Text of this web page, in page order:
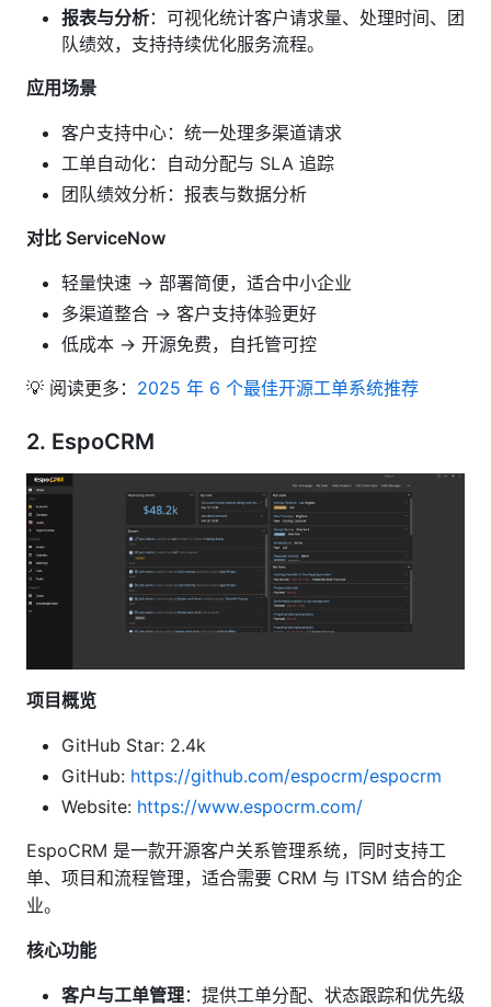
报表与分析：可视化统计客户请求量、处理时间、团
队绩效，支持持续优化服务流程。
应用场景
客户支持中心：统一处理多渠道请求
工单自动化：自动分配与 SLA 追踪
团队绩效分析：报表与数据分析
对比 ServiceNow
轻量快速 → 部署简便，适合中小企业
多渠道整合 → 客户支持体验更好
低成本 → 开源免费，自托管可控
💡 阅读更多： 2025 年 6 个最佳开源工单系统推荐
2. EspoCRM
项目概览
GitHub Star: 2.4k
GitHub: https://github.com/espocrm/espocrm
Website: https://www.espocrm.com/
EspoCRM 是一款开源客户关系管理系统，同时支持工
单、项目和流程管理，适合需要 CRM 与 ITSM 结合的企
业。
核心功能
客户与工单管理：提供工单分配、状态跟踪和优先级